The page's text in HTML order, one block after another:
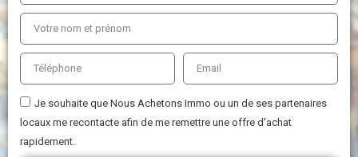
Je souhaite que Nous Achetons Immo ou un de ses partenaires
locaux me recontacte afin de me remettre une offre d'achat
rapidement.